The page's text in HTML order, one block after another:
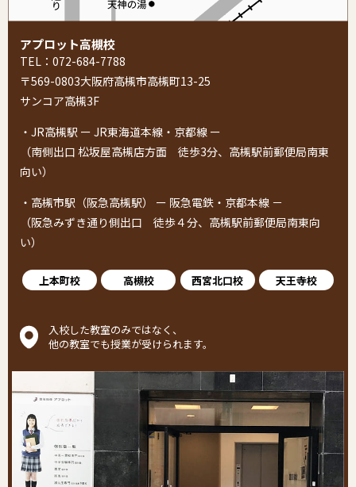
アプロット高槻校
TEL：072-684-7788
〒569-0803大阪府高槻市高槻町13-25
サンコア高槻3F
・JR高槻駅 ー JR東海道本線・京都線 ー
（南側出口 松坂屋高槻店方面 徒歩3分、高槻駅前郵便局南東
向い）
・高槻市駅（阪急高槻駅） ー 阪急電鉄・京都本線 －
（阪急みずき通り側出口 徒歩４分、高槻駅前郵便局南東向
い）
上本町校 高槻校 西宮北口校 天王寺校
入校した教室のみではなく、
他の教室でも授業が受けられます。